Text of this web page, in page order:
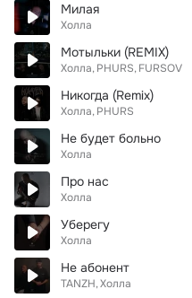
Милая
Холла
Мотыльки (REMIX)
Холла PHURS FURSOV
Никогда (Remix)
Холла PHURS
Не будет больно
Холла
Про нас
Холла
Уберегу
Холла
Не абонент
TANZH Холла